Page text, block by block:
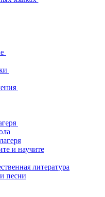
и научите
литература
песни